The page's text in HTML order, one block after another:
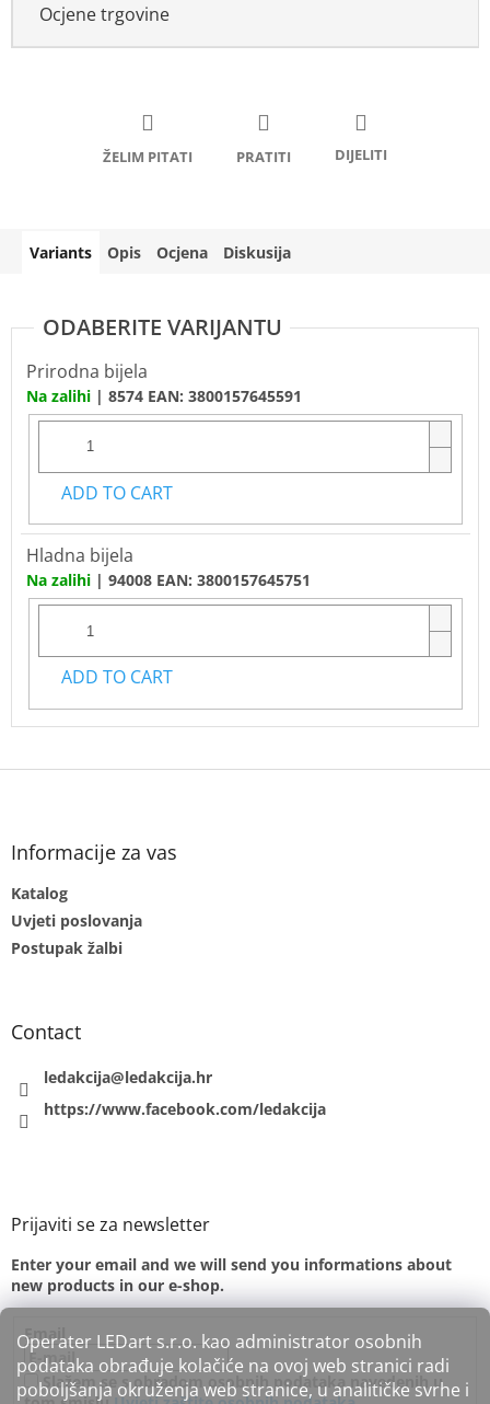
Operater LEDart s.r.o. kao administrator osobnih
podataka obrađuje kolačiće na ovoj web stranici radi
poboljšanja okruženja web stranice, u analitičke svrhe i
Ocjene trgovine
Variants Opis Ocjena Diskusija
Prirodna bijela
Na zalihi | 8574 EAN: 3800157645591
ADD TO CART
Hladna bijela
Na zalihi | 94008 EAN: 3800157645751
ADD TO CART
F
Informacije za vas
Katalog
Uvjeti poslovanja
Postupak žalbi
Contact
ledakcija@ledakcija.hr
https://www.facebook.com/ledakcija
Enter your email and we will send you informations about
new products in our e-shop.
Email
Slažem se s obradom osobnih podataka navedenih u